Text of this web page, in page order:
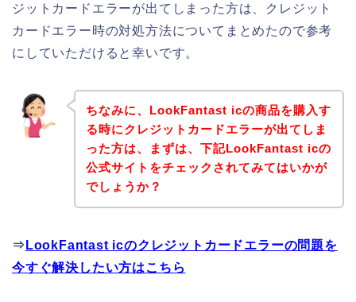
ジットカードエラーが出てしまった方は、クレジット
カードエラー時の対処方法についてまとめたので参考
にしていただけると幸いです。
ちなみに、LookFantast icの商品を購入す
る時にクレジットカードエラーが出てしま
った方は、まずは、下記LookFantast icの
公式サイトをチェックされてみてはいかが
でしょうか？
⇒ LookFantast icのクレジットカードエラーの問題を
今すぐ解決したい方はこちら